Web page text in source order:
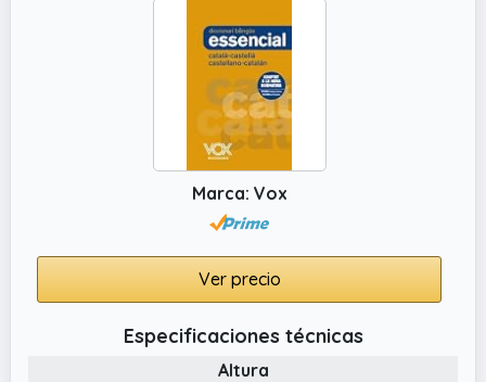
Marca: Vox
Ver precio
Especificaciones técnicas
Altura